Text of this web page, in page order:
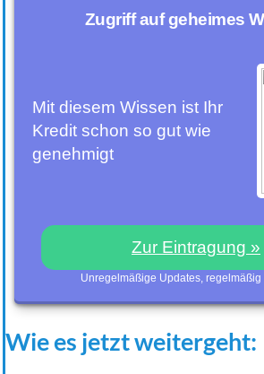
Zugriff auf geheimes
Mit diesem Wissen ist Ihr
Kredit schon so gut wie
genehmigt
Zur Eintragung »
Unregelmäßige Updates, regelmäßig
Wie es jetzt weitergeht: